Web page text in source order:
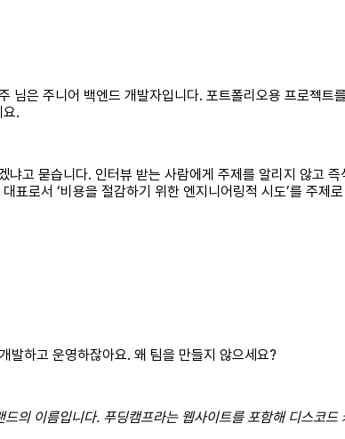
님은 주니어 백엔드 개발자입니다. 포트폴리오용 프로젝
.
고 묻습니다. 인터뷰 받는 사람에게 주제를 알리지 않고
표로서 ‘비용을 절감하기 위한 엔지니어링적 시도’를 주
발하고 운영하잖아요. 왜 팀을 만들지 않으세요?
의 이름입니다. 푸딩캠프라는 웹사이트를 포함해 디스코